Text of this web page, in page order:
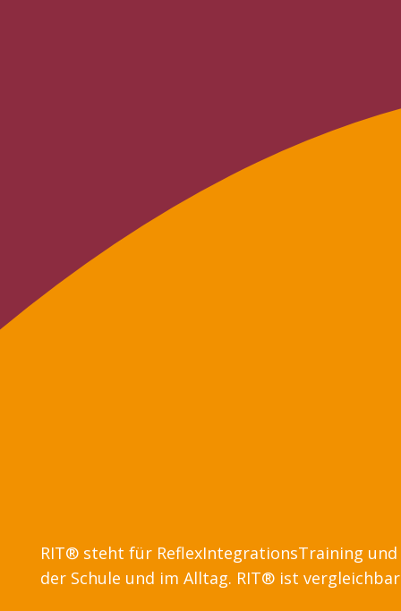
RIT® steht für ReflexIntegrationsTraining
der Schule und im Alltag. RIT® ist